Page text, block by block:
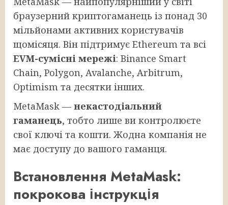
браузерний криптогаманець із понад 30
мільйонами активних користувачів
щомісяця. Він підтримує Ethereum та всі
EVM-сумісні мережі: Binance Smart
Chain, Polygon, Avalanche, Arbitrum,
Optimism та десятки інших.
MetaMask — некастодіальний
гаманець, тобто лише ви контролюєте
свої ключі та кошти. Жодна компанія не
має доступу до вашого гаманця.
Встановлення MetaMask:
покрокова інструкція